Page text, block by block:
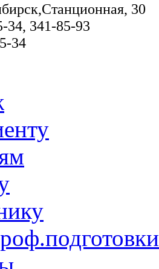
30
34, 341-85-93
34